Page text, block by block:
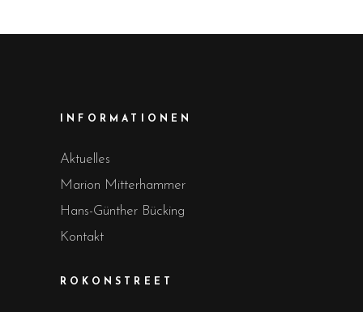
INFORMATIONEN
Aktuelles
Marion Mitterhammer
Hans-Günther Bücking
Kontakt
ROKONSTREET